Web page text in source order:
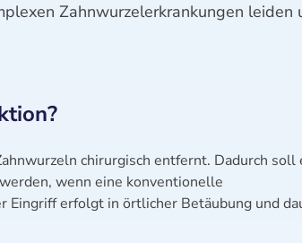
Zahnwurzelerkrankungen leiden
chirurgisch entfernt. Dadurch soll
wenn eine konventionelle
Eingriff erfolgt in örtlicher Betäubung und